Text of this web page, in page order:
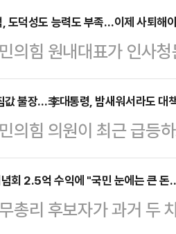
도덕성도 능력도 부족…이제 사퇴해
의힘 원내대표가 인사
소되지 않았다고 지적
퇴해야 한다"고 촉구
에서도 의혹 해소가 전
이 주장했다.송 원내
시작한 김 총리 후보자
사상 초유의 깜깜이 청
값 불장…李대통령, 밤새워서라도 대
의힘 의원이 최근 급등
재명 정부를 비판하며
도 부동산 대책을 세우
부동산 급등세를 언급
회 2.5억 수익에 "국민 눈에는 큰
총리 후보자가 과거 두